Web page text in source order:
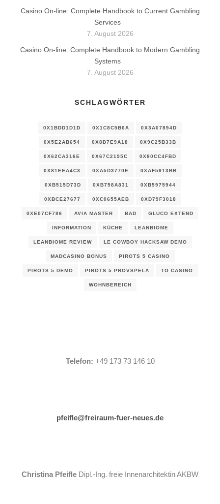
Casino On-line: Complete Handbook to Current Gambling
Services
7. August 2026
Casino On-line: Complete Handbook to Modern Gambling
Systems
7. August 2026
SCHLAGWÖRTER
0X1BDD1D1D 0X1C8C5B6A 0X3A07894D
0X5E2AB654 0X8D7E9A18 0X9C25B33B
0X62CA316E 0X67C2195C 0X80CC4FBD
0X81EEA4C3 0XA5D3770E 0XAF5913BB
0XB515D73D 0XB758A831 0XB5975944
0XBCE27677 0XC0655AEB 0XD79F3018
0XE07CF786 AVIA MASTER BAD GLUCO EXTEND
INFORMATION KÜCHE LEANBIOME
LEANBIOME REVIEW LE COWBOY HACKSAW DEMO
MADCASINO BONUS PIROTS 5 CASINO
PIROTS 5 DEMO PIROTS 5 PROVSPELA TO CASINO
WOHNBEREICH
Telefon: +49 173 73 146 10
pfeifle@freiraum-fuer-neues.de
Christina Pfeifle Dipl.-Ing. freie Innenarchitektin AKBW